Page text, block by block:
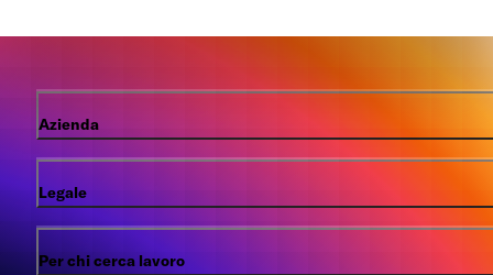
Azienda
Legale
Per chi cerca lavoro